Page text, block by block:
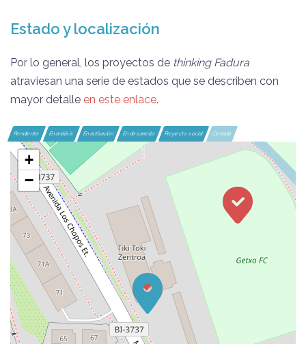
Estado y localización
Por lo general, los proyectos de thinking Fadura
atraviesan una serie de estados que se describen con
mayor detalle en este enlace.
Pendiente En análisis En activación En desarrollo Proyecto social Cerrado
+
−